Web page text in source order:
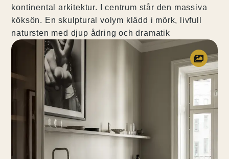
kontinental arkitektur. I centrum står den massiva
köksön. En skulptural volym klädd i mörk, livfull
natursten med djup ådring och dramatik